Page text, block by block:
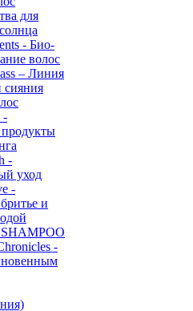
для
- Био-
волос
– Линия
сияния
-
-
уход
-
и
-